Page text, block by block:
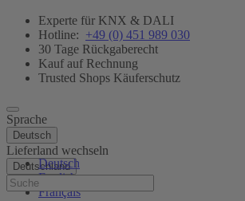
Experte für KNX & DALI
Hotline: +49 (0) 451 989 030
30 Tage Rückgaberecht
Kauf auf Rechnung
Trusted Shops Käuferschutz
Sprache
Deutsch
Deutsch
English
Français
Lieferland wechseln
Deutschland
Hilfe